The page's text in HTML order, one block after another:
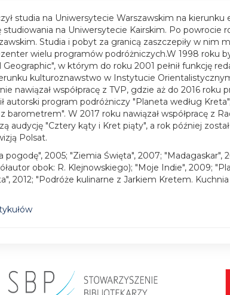
studia na Uniwersytecie Warszawskim na
na Uniwersytecie Kairskim. Po powrocie
Studia i pobyt za granicą zaszczepiły w nim
wielu programów podróżniczych.W 1998 roku
w którym do roku 2001 pełnił funkcję
kulturoznawstwo w Instytucie
nawiązał współpracę z TVP, gdzie aż do 2016 roku
autorski program podróżniczy "Planeta według
barometrem". W 2017 roku nawiązał współpracę z
audycję "Cztery kąty i Kret piąty", a rok później
Polsat.
pogodę", 2005; "Ziemia Święta", 2007; "Madagaskar",
obok: R. Klejnowskiego); "Moje Indie", 2009;
2012; "Podróże kulinarne z Jarkiem Kretem.